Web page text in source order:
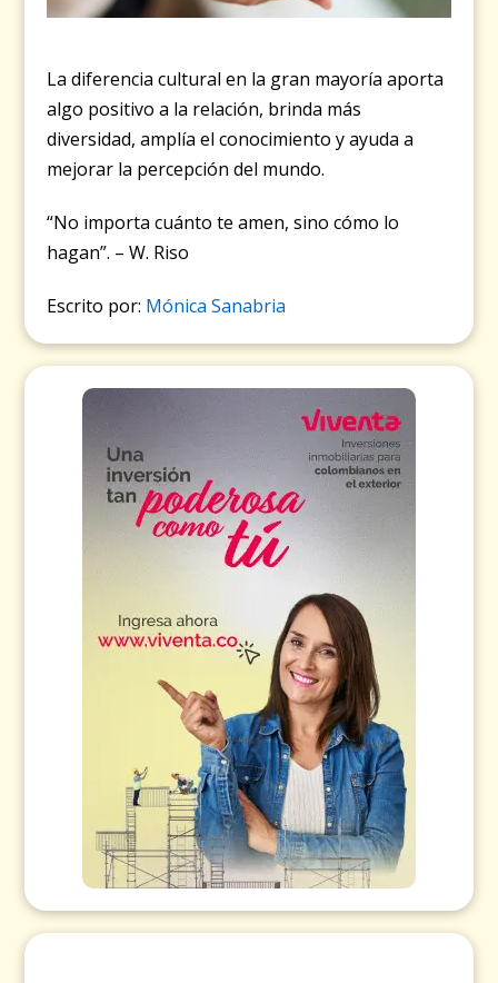
La diferencia cultural en la gran mayoría aporta
algo positivo a la relación, brinda más
diversidad, amplía el conocimiento y ayuda a
mejorar la percepción del mundo.
“No importa cuánto te amen, sino cómo lo
hagan”. – W. Riso
Escrito por: Mónica Sanabria